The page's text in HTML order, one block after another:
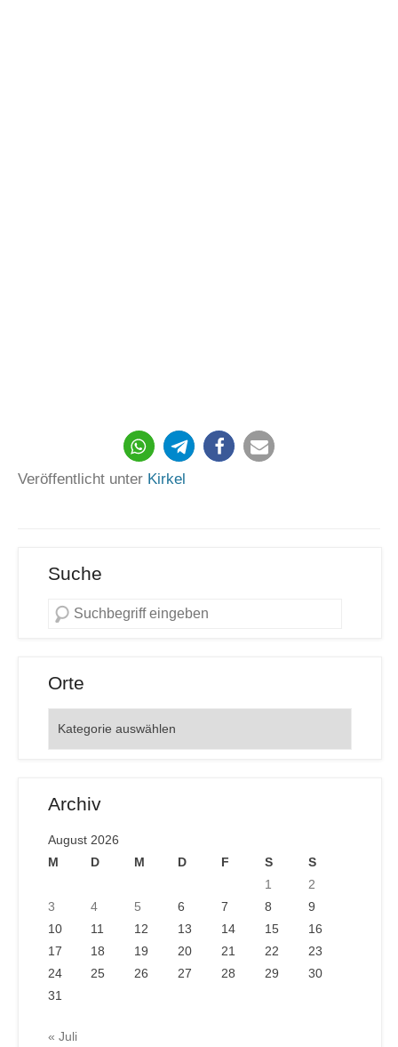
1596
Veröffentlicht unter Kirkel
Suche
Orte
Archiv
August 2026
M
D M D F S
S
1
2
3
4 5 6 7 8
9
10
11 12 13 14 15
16
17
18 19 20 21 22
23
24
25 26 27 28 29
30
31
« Juli